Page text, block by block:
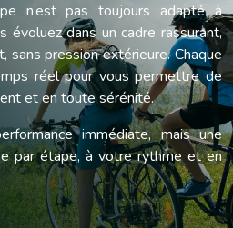
n’est pas toujours adapté à
évoluez dans un cadre rassurant,
sans pression extérieure. Chaque
réel pour vous permettre de
et en toute sérénité.
immédiate, mais une
par étape, à votre rythme et en